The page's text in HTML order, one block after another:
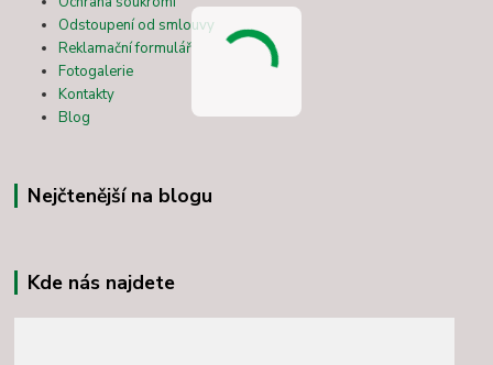
Odstoupení od smlouvy
Reklamační formulář
Fotogalerie
Kontakty
Blog
Nejčtenější na blogu
Kde nás najdete